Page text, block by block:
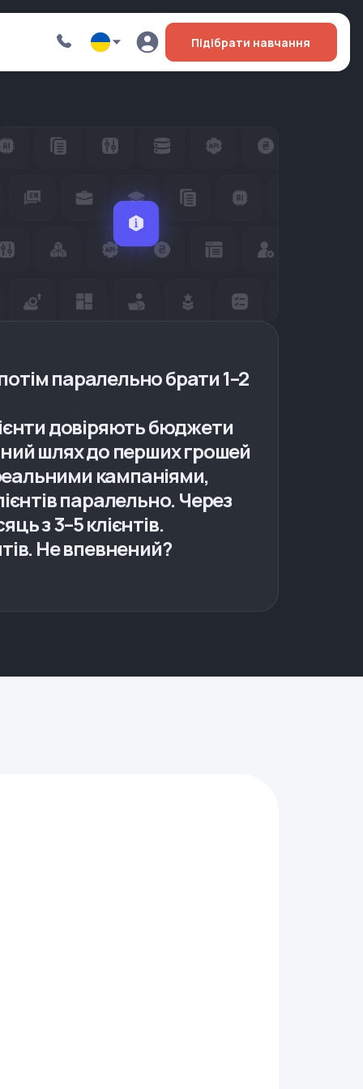
Підібрати навчання
паралельно брати 1–2
довіряють бюджети
шлях до перших грошей
кампаніями,
паралельно. Через
з 3–5 клієнтів.
Не впевнений?